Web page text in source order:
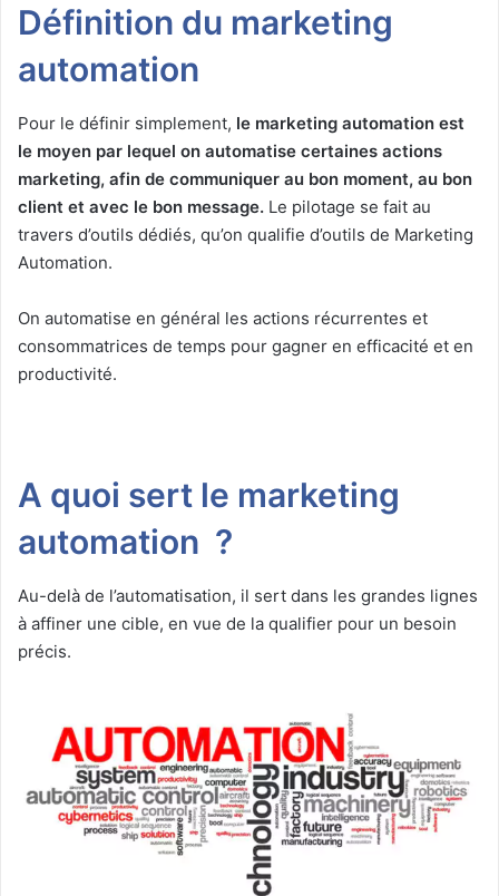
Définition du marketing
automation
Pour le définir simplement, le marketing automation est
le moyen par lequel on automatise certaines actions
marketing, afin de communiquer au bon moment, au bon
client et avec le bon message. Le pilotage se fait au
travers d’outils dédiés, qu’on qualifie d’outils de Marketing
Automation.
On automatise en général les actions récurrentes et
consommatrices de temps pour gagner en efficacité et en
productivité.
A quoi sert le marketing
automation ?
Au-delà de l’automatisation, il sert dans les grandes lignes
à affiner une cible, en vue de la qualifier pour un besoin
précis.